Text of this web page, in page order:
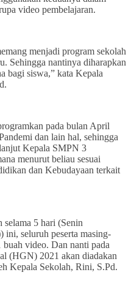
video pembelajaran.
menjadi program sekolah
Sehingga nantinya diharapkan
bagi siswa,” kata Kepala
pada bulan April
dan lain hal, sehingga
Kepala SMPN 3
menurut beliau sesuai
dan Kebudayaan terkait
selama 5 hari (Senin
ini, seluruh peserta masing-
video. Dan nanti pada
(HGN) 2021 akan diadakan
Kepala Sekolah, Rini, S.Pd.